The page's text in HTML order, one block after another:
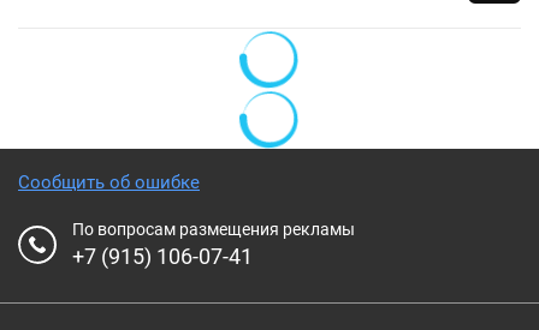
Сообщить об ошибке
По вопросам размещения рекламы
+7 (915) 106-07-41